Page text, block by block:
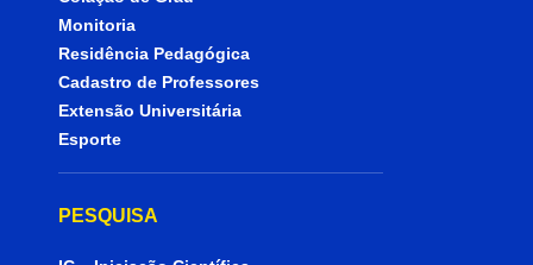
Monitoria
Residência Pedagógica
Cadastro de Professores
Extensão Universitária
Esporte
PESQUISA